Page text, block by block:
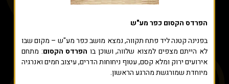
הפרדס הקסום כפר מע"ש
בפנינה קטנה ליד פתח תקווה, נמצא מושב כפר מע"ש – מקום שבו
לא הייתם מצפים למצוא שלווה, ושוכן בו הפרדס הקסום: מתחם
אירועים ירוק ומלא קסם, עטוף ניחוחות הדרים, עיצוב חמים ואנרגיה
מיוחדת שמורגשת מהרגע הראשון.